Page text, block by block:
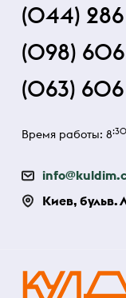
(044) 286
(098)
(063)
Время работы: 8:30
Киев, бульв.